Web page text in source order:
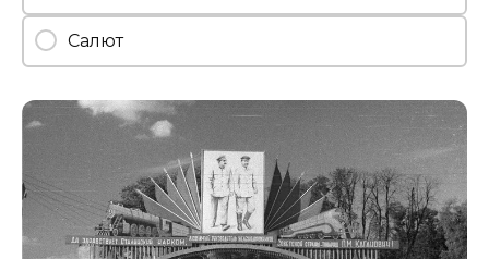
Салют